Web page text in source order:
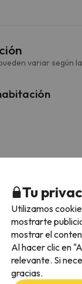
variar según
pago
la plaza de
Tu
Utilizamos
mostrarte
mostrar el
Al hacer clic en
relevante. Si
gracias.